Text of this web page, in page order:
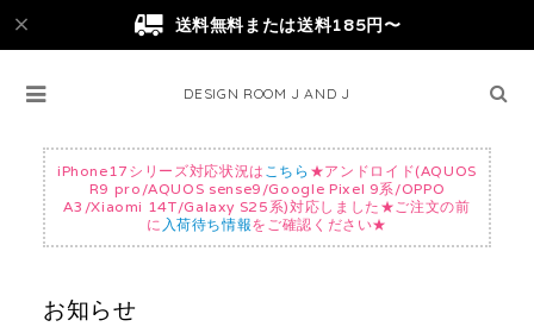
送料無料または送料185円〜
DESIGN ROOM J AND J
iPhone17シリーズ対応状況は こちら ★アンドロイド(AQUOS
R9 pro/AQUOS sense9/Google Pixel 9系/OPPO
A3/Xiaomi 14T/Galaxy S25系)対応しました★ご注文の前
に 入荷待ち情報をご確認ください★
お知らせ